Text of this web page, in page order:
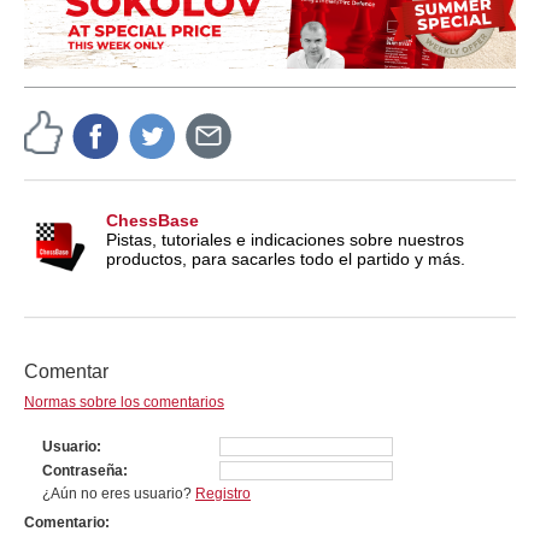
ChessBase
Pistas, tutoriales e indicaciones sobre nuestros
productos, para sacarles todo el partido y más.
Comentar
Normas sobre los comentarios
Usuario
Contraseña
¿Aún no eres usuario? Registro
Comentario